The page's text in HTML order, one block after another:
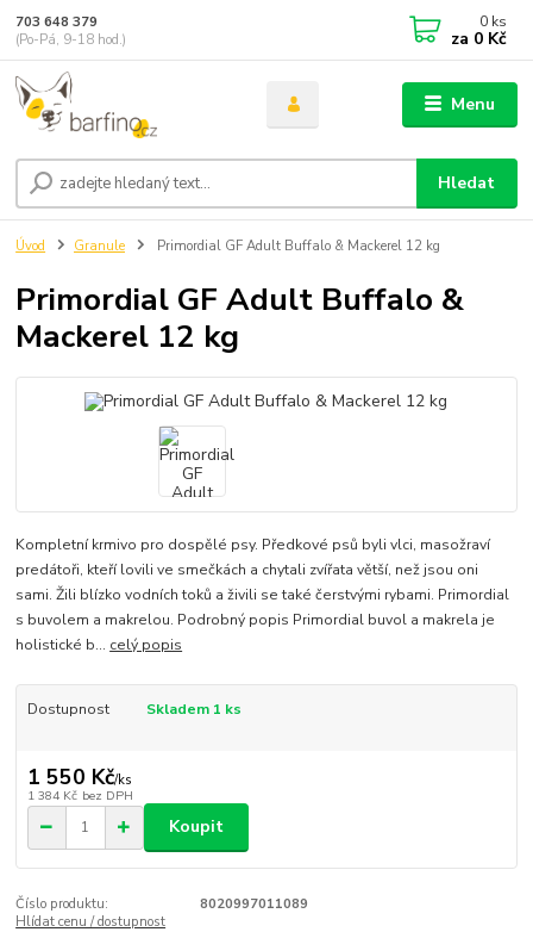
Menu
Hledat
703 648 379
(Po-Pá, 9-18 hod.)
0 ks
za 0 Kč
Úvod Granule Primordial GF Adult Buffalo & Mackerel 12 kg
Primordial GF Adult Buffalo &
Mackerel 12 kg
Kompletní krmivo pro dospělé psy. Předkové psů byli vlci, masožraví
predátoři, kteří lovili ve smečkách a chytali zvířata větší, než jsou oni
sami. Žili blízko vodních toků a živili se také čerstvými rybami. Primordial
s buvolem a makrelou. Podrobný popis Primordial buvol a makrela je
holistické b... celý popis
Dostupnost Skladem 1 ks
1 550 Kč/ks
1 384 Kč bez DPH
Koupit
Číslo produktu:
8020997011089
Hlídat cenu / dostupnost